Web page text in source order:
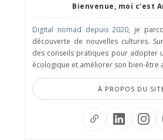
Bienvenue, moi c'est
Digital nomad depuis 2020, je
découverte de nouvelles cultures.
des conseils pratiques pour adopter
écologique et améliorer son bien-être
À PROPOS DU